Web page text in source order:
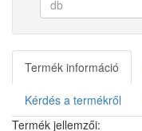
Termék információ
Kérdés a termékről
Termék jellemzői: